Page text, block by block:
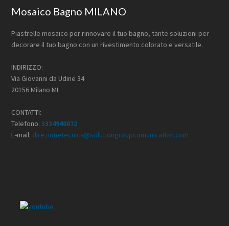
Footer
Mosaico Bagno MILANO
Piastrelle mosaico per rinnovare il tuo bagno, tante soluzioni per
decorare il tuo bagno con un rivestimento colorato e versatile.
INDIRIZZO:
Via Giovanni da Udine 34
20156 Milano MI
CONTATTI:
Telefono:3334940072
E-mail: direzionetecnica@solutiongroupcomunication.com